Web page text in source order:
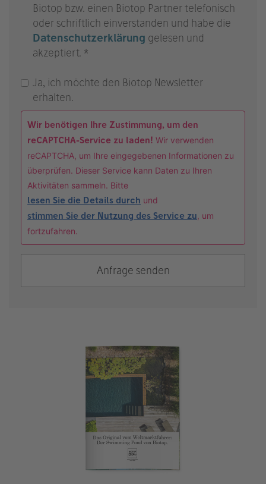
Biotop bzw. einen Biotop Partner telefonisch
oder schriftlich einverstanden und habe die
Datenschutzerklärung gelesen und
akzeptiert. *
Ja, ich möchte den Biotop Newsletter
erhalten.
Wir benötigen Ihre Zustimmung, um den
reCAPTCHA-Service zu laden! Wir verwenden
reCAPTCHA, um Ihre eingegebenen Informationen zu
überprüfen. Dieser Service kann Daten zu Ihren
Aktivitäten sammeln. Bitte
lesen Sie die Details durch und
stimmen Sie der Nutzung des Service zu, um
fortzufahren.
Anfrage senden